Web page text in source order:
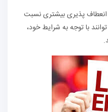
انعطاف ‌پذیری بیشتری نسبت
با توجه به شرایط خود،